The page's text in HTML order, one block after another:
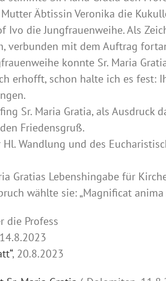
Äbtissin Veronika die
Ivo die Jungfrauenweihe. Als
verbunden mit dem Auftrag
konnte Sr. Maria
erhofft, schon halte ich es fest:
Sr. Maria Gratia, als
Friedensgruß.
Hl. Wandlung und des
Gratias Lebenshingabe für
wählte sie: „Magnificat
die Profess
, 20.8.2023